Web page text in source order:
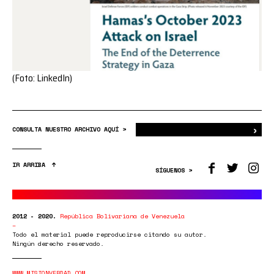
(Foto: LinkedIn)
CONSULTA NUESTRO ARCHIVO AQUÍ > ›
IR ARRIBA
SÍGUENOS >
2012 - 2020. República Bolivariana de Venezuela
Todo el material puede reproducirse citando su autor.
Ningún derecho reservado.